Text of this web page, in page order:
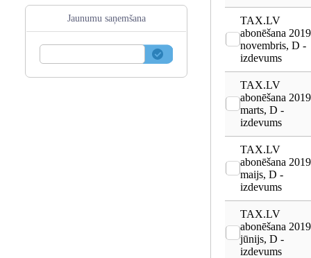
Jaunumu saņemšana
TAX.LV
abonēšana
novembris, D -
izdevums
TAX.LV
abonēšana
marts, D -
izdevums
TAX.LV
abonēšana
maijs, D -
izdevums
TAX.LV
abonēšana
jūnijs, D -
izdevums